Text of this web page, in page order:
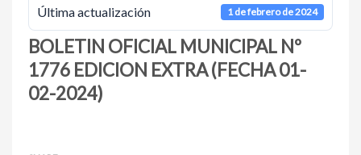
Última actualización 1 de febrero de 2024
BOLETIN OFICIAL MUNICIPAL Nº
1776 EDICION EXTRA (FECHA 01-
02-2024)